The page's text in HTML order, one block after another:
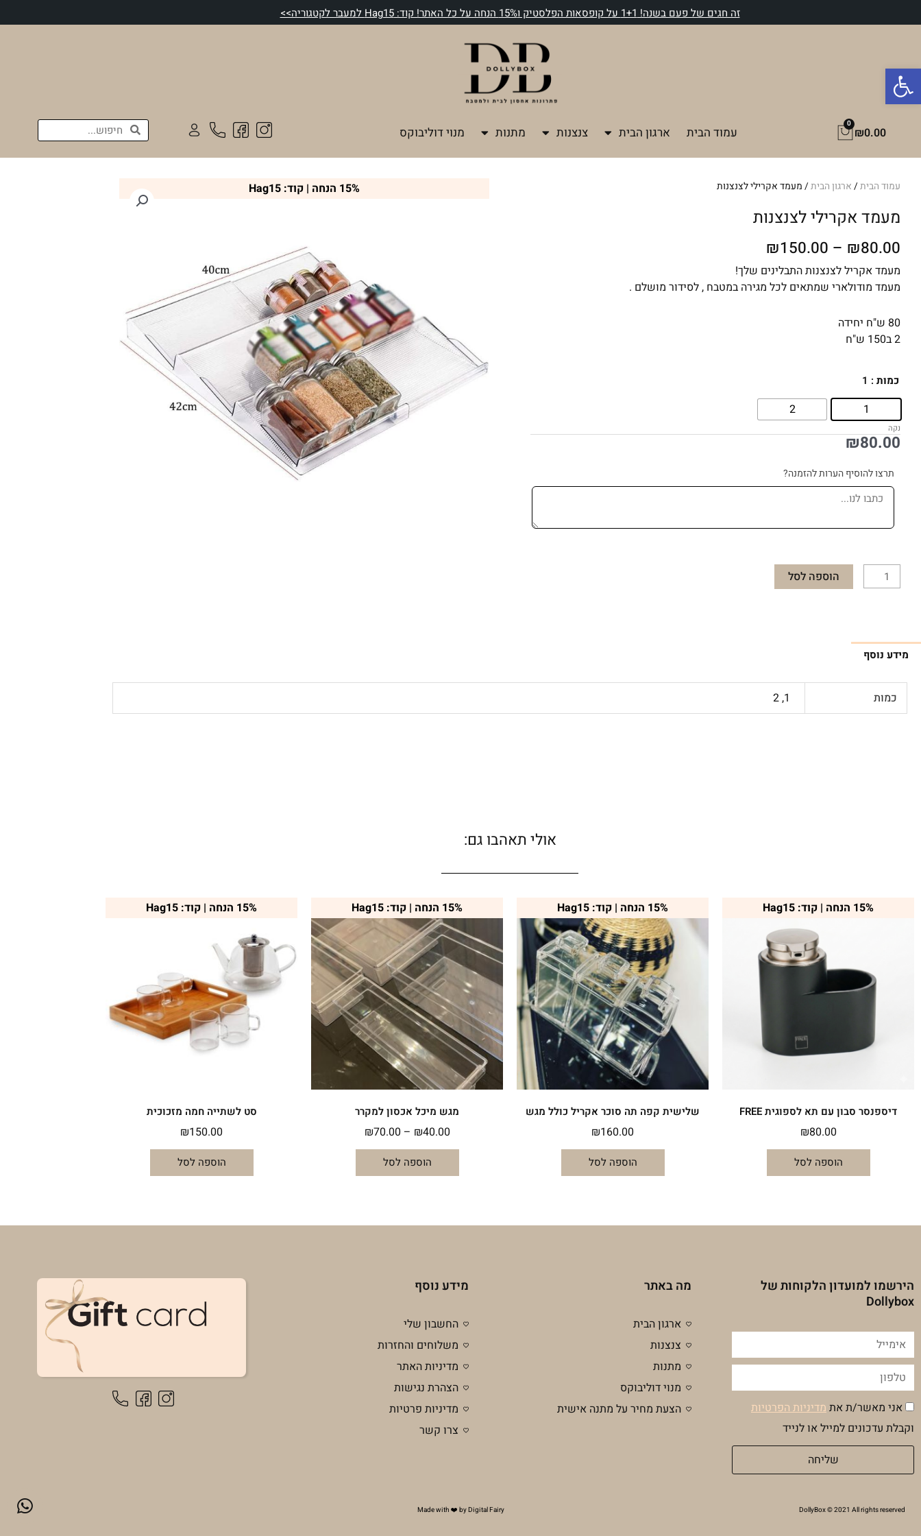
פתח סרגל נגישות
לתוכן
זה חגים של פעם בשנה! 1+1 על קופסאות הפלסטיק ו15% הנחה על כל האתר! קוד: Hag15 למעבר לקטגוריה>>
₪0.00
0
עגלת
קניות
עמוד הבית ארגון הבית צנצנות מתנות מנוי דוליבוקס חיפושחיפוש
עמוד הבית/ ארגון הבית/ מעמד אקרילי לצנצנות
מעמד אקרילי לצנצנות
₪80.00
–
₪150.00
מחירים:
עד
מעמד אקריל לצנצנות התבלינים שלך!
מעמד מודולארי שמתאים לכל מגירה במטבח , לסידור מושלם .
80 ש"ח יחידה
2 ב150 ש"ח
כמות : 1
1
2
נקה
₪80.00
תרצו להוסיף הערות להזמנה?
כמות
של
אקרילי
לצנצנות
הוספה לסל
15% הנחה | קוד: Hag15
מידע נוסף
כמות 1, 2
אולי תאהבו גם:
15% הנחה | קוד: Hag15
דיספנסר סבון עם תא לספוגית FREE
₪80.00
הוספה לסל
15% הנחה | קוד: Hag15
שלישית קפה תה סוכר אקריל כולל מגש
₪160.00
הוספה לסל
15% הנחה | קוד: Hag15
מגש מיכל אכסון למקרר
₪40.00
–
₪70.00
טווח
מחירים:
⁦₪40.00⁩
עד
⁦₪70.00⁩
הוספה לסל
למוצר
זה
יש
מספר
סוגים.
ניתן
לבחור
את
האפשרויות
המוצר
15% הנחה | קוד: Hag15
סט לשתייה חמה מזכוכית
₪150.00
הוספה לסל
הירשמו למועדון הלקוחות של
Dollybox
אימייל
טלפון
הסכמה
מדיניות
פרטיות
אני מאשר/ת אתמדיניות הפרטיות
וקבלת עדכונים למייל או לנייד
שליחה
מה באתר
ארגון הבית
צנצנות
מתנות
מנוי דוליבוקס
הצעת מחיר על מתנה אישית
מידע נוסף
החשבון שלי
משלוחים והחזרות
מדיניות האתר
הצהרת נגישות
מדיניות פרטיות
צרו קשר
DollyBox © 2021 All rights reserved
Made with ❤️ by Digital Fairy